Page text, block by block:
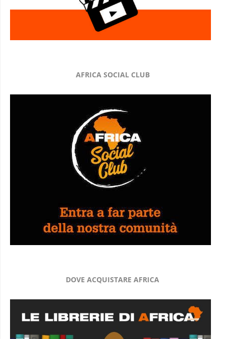
AFRICA SOCIAL CLUB
DOVE ACQUISTARE AFRICA